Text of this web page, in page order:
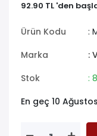
92.90 TL 'den
Ürün Kodu
:
Marka
:
Stok
: 8
En geç 10